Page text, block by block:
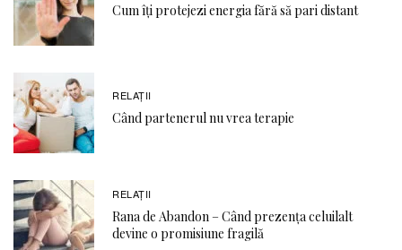
Cum îți protejezi energia fără să pari distant
RELAŢII
Când partenerul nu vrea terapie
RELAŢII
Rana de Abandon – Când prezența celuilalt
devine o promisiune fragilă